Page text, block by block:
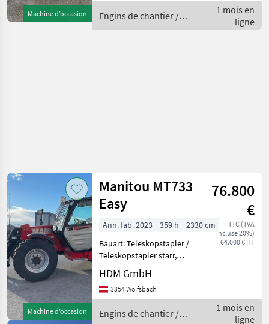
Machine d’occasion
ein leistungsstark
Engins de chantier /
Manitou
1 mois en
ligne
Machine d’occasion
Manitou MT733
Easy
76.800
€
TTC (TVA
incluse 20%)
64.000 € HT
Ann. fab. 2023 359 h
2330 cm
Bauart: Teleskopstapler /
Teleskopstapler starr,
Tragkraft: 3300kg, Hubhöhe:
6900mm, Bauhöhe:
2300mm, Beschreibung: Der
kompakter und vielsei
HDM GmbH
3354 Wolfsbach
Engins de chantier /
1 mois en
ligne